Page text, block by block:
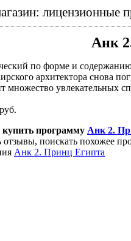
Анк
по форме и содержанию
архитектора снова
множество увлекательных
руб.
купить программу Анк 2.
отзывы, поискать похожее
Анк 2. Принц Египта